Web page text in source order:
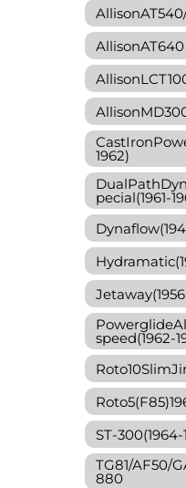
AllisonAT640
1962)
pecial(1961-
speed(1962-
ST-300(1964-
TG81/AF50/
880